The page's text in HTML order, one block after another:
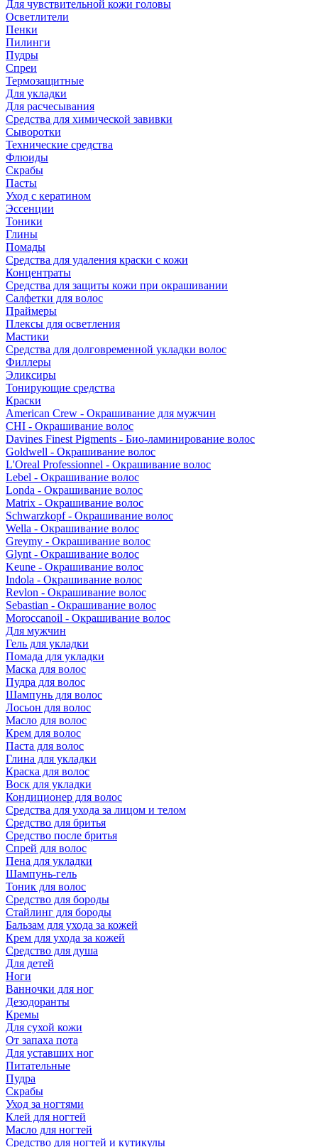
Для чувствительной кожи головы
Осветлители
Пенки
Пилинги
Пудры
Спреи
Термозащитные
Для укладки
Для расчесывания
Средства для химической завивки
Сыворотки
Технические средства
Флюиды
Скрабы
Пасты
Уход с кератином
Эссенции
Тоники
Глины
Помады
Средства для удаления краски с кожи
Концентраты
Средства для защиты кожи при окрашивании
Салфетки для волос
Праймеры
Плексы для осветления
Мастики
Средства для долговременной укладки волос
Филлеры
Эликсиры
Тонирующие средства
Краски
American Crew - Окрашивание для мужчин
CHI - Окрашивание волос
Davines Finest Pigments - Био-ламинирование волос
Goldwell - Окрашивание волос
L'Oreal Professionnel - Окрашивание волос
Lebel - Окрашивание волос
Londa - Окрашивание волос
Matrix - Окрашивание волос
Schwarzkopf - Окрашивание волос
Wella - Окрашивание волос
Greymy - Окрашивание волос
Glynt - Окрашивание волос
Keune - Окрашивание волос
Indola - Окрашивание волос
Revlon - Окрашивание волос
Sebastian - Окрашивание волос
Moroccanoil - Окрашивание волос
Для мужчин
Гель для укладки
Помада для укладки
Маска для волос
Пудра для волос
Шампунь для волос
Лосьон для волос
Масло для волос
Крем для волос
Паста для волос
Глина для укладки
Краска для волос
Воск для укладки
Кондиционер для волос
Средства для ухода за лицом и телом
Средство для бритья
Средство после бритья
Спрей для волос
Пена для укладки
Шампунь-гель
Тоник для волос
Средство для бороды
Стайлинг для бороды
Бальзам для ухода за кожей
Крем для ухода за кожей
Средство для душа
Для детей
Ноги
Ванночки для ног
Дезодоранты
Кремы
Для сухой кожи
От запаха пота
Для уставших ног
Питательные
Пудра
Скрабы
Уход за ногтями
Клей для ногтей
Масло для ногтей
Средство для ногтей и кутикулы